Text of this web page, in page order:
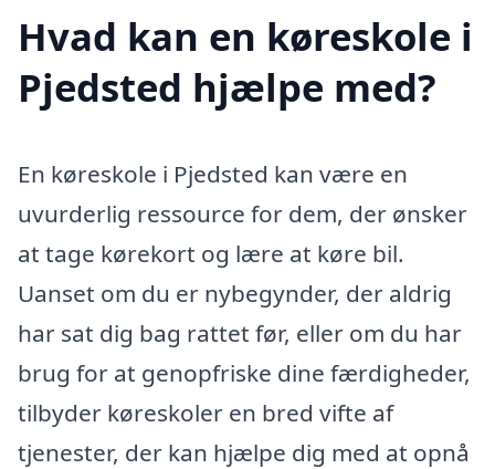
Hvad kan en køreskole i
Pjedsted hjælpe med?
En køreskole i Pjedsted kan være en
uvurderlig ressource for dem, der ønsker
at tage kørekort og lære at køre bil.
Uanset om du er nybegynder, der aldrig
har sat dig bag rattet før, eller om du har
brug for at genopfriske dine færdigheder,
tilbyder køreskoler en bred vifte af
tjenester, der kan hjælpe dig med at opnå